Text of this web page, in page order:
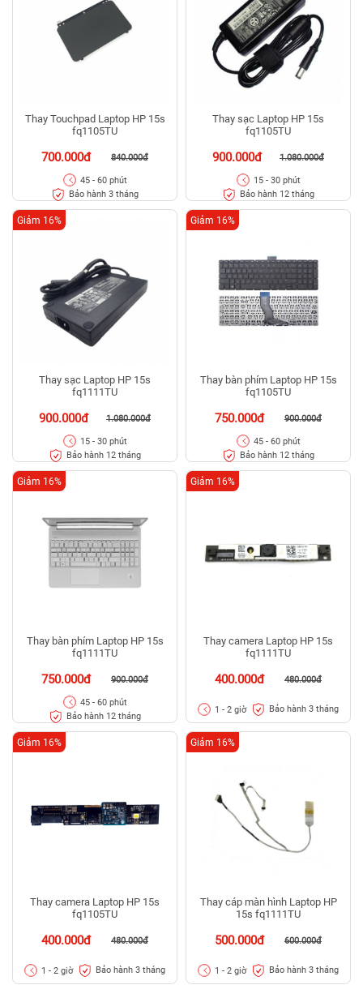
Thay Touchpad Laptop HP 15s
fq1105TU
700.000đ 840.000đ
45 - 60 phút
Bảo hành 3 tháng
Thay sạc Laptop HP 15s
fq1105TU
900.000đ 1.080.000đ
15 - 30 phút
Bảo hành 12 tháng
Thay sạc Laptop HP 15s
fq1111TU
900.000đ 1.080.000đ
Giảm 16%
15 - 30 phút
Bảo hành 12 tháng
Thay bàn phím Laptop HP 15s
fq1105TU
750.000đ 900.000đ
Giảm 16%
45 - 60 phút
Bảo hành 12 tháng
Thay bàn phím Laptop HP 15s
fq1111TU
750.000đ 900.000đ
Giảm 16%
45 - 60 phút
Bảo hành 12 tháng
Thay camera Laptop HP 15s
fq1111TU
400.000đ 480.000đ
Giảm 16%
1 - 2 giờ Bảo hành 3 tháng
Thay camera Laptop HP 15s
fq1105TU
400.000đ 480.000đ
Giảm 16%
1 - 2 giờ Bảo hành 3 tháng
Thay cáp màn hình Laptop HP
15s fq1111TU
500.000đ 600.000đ
Giảm 16%
1 - 2 giờ Bảo hành 3 tháng